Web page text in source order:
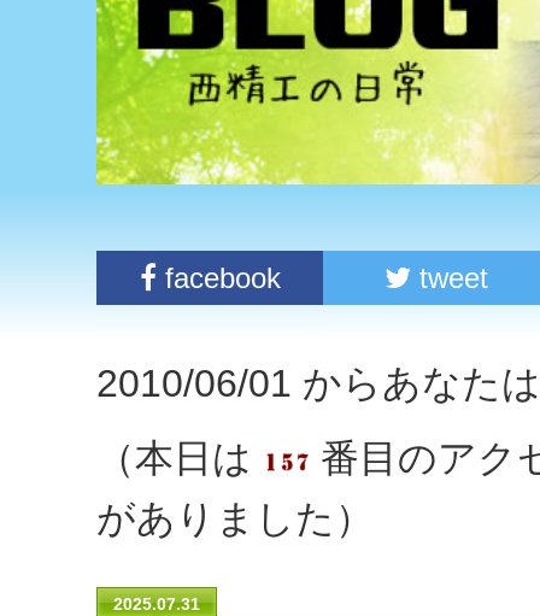
facebook tweet
2010/06/01 からあなた
（本日は
番目のア
がありました）
2025.07.31